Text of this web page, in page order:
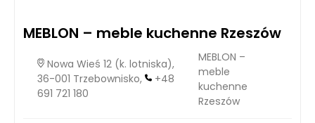
MEBLON – meble kuchenne Rzeszów
Nowa Wieś 12 (k. lotniska),
36-001 Trzebownisko,
+48
691 721 180
MEBLON –
meble
kuchenne
Rzeszów